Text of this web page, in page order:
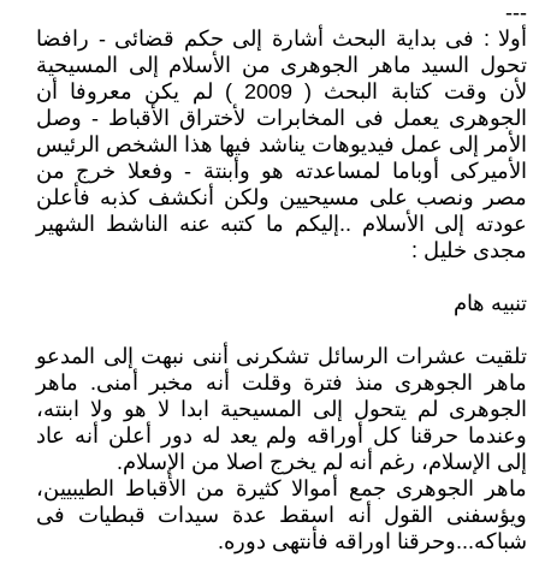
---
أولا : فى بداية البحث أشارة إلى حكم قضائى - رافضا
تحول السيد ماهر الجوهرى من الأسلام إلى المسيحية
لأن وقت كتابة البحث ( 2009 ) لم يكن معروفا أن
الجوهرى يعمل فى المخابرات لأختراق الأقباط - وصل
الأمر إلى عمل فيديوهات يناشد فيها هذا الشخص الرئيس
الأميركى أوباما لمساعدته هو وأبنتة - وفعلا خرج من
مصر ونصب على مسيحيين ولكن أنكشف كذبه فأعلن
عودته إلى الأسلام ..إليكم ما كتبه عنه الناشط الشهير
مجدى خليل :
تنبيه هام
تلقيت عشرات الرسائل تشكرنى أننى نبهت إلى المدعو
ماهر الجوهرى منذ فترة وقلت أنه مخبر أمنى. ماهر
الجوهرى لم يتحول إلى المسيحية ابدا لا هو ولا ابنته،
وعندما حرقنا كل أوراقه ولم يعد له دور أعلن أنه عاد
إلى الإسلام، رغم أنه لم يخرج اصلا من الإسلام.
ماهر الجوهرى جمع أموالا كثيرة من الأقباط الطيبيين،
ويؤسفنى القول أنه اسقط عدة سيدات قبطيات فى
شباكه...وحرقنا اوراقه فأنتهى دوره.